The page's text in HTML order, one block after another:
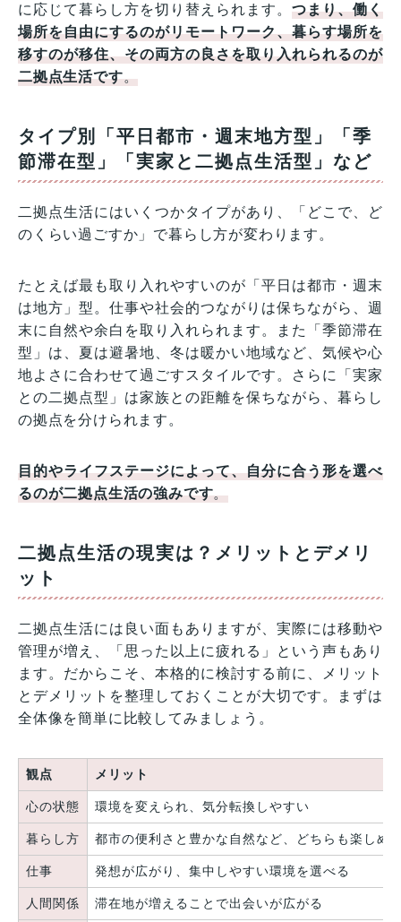
に応じて暮らし方を切り替えられます。つまり、働く
場所を自由にするのがリモートワーク、暮らす場所を
移すのが移住、その両方の良さを取り入れられるのが
二拠点生活です。
タイプ別「平日都市・週末地方型」「季
節滞在型」「実家と二拠点生活型」など
二拠点生活にはいくつかタイプがあり、「どこで、ど
のくらい過ごすか」で暮らし方が変わります。
たとえば最も取り入れやすいのが「平日は都市・週末
は地方」型。仕事や社会的つながりは保ちながら、週
末に自然や余白を取り入れられます。また「季節滞在
型」は、夏は避暑地、冬は暖かい地域など、気候や心
地よさに合わせて過ごすスタイルです。さらに「実家
との二拠点型」は家族との距離を保ちながら、暮らし
の拠点を分けられます。
目的やライフステージによって、自分に合う形を選べ
るのが二拠点生活の強みです。
二拠点生活の現実は？メリットとデメリ
ット
二拠点生活には良い面もありますが、実際には移動や
管理が増え、「思った以上に疲れる」という声もあり
ます。だからこそ、本格的に検討する前に、メリット
とデメリットを整理しておくことが大切です。まずは
全体像を簡単に比較してみましょう。
観点 メリット
心の状態 環境を変えられ、気分転換しやすい
暮らし方 都市の便利さと豊かな自然など、どちらも楽しめ
仕事 発想が広がり、集中しやすい環境を選べる
人間関係 滞在地が増えることで出会いが広がる